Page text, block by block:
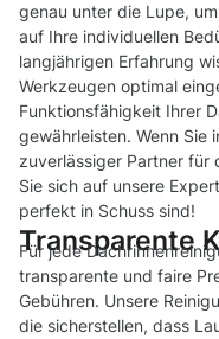
genau unter die Lupe,
auf Ihre individuellen
langjährigen Erfahrung
Werkzeugen optimal
Funktionsfähigkeit Ihrer
gewährleisten. Wenn Sie
zuverlässiger Partner für
Sie sich auf unsere
perfekt in Schuss sind!
Transparente
Für jede
transparente und faire
Gebühren. Unsere
die sicherstellen, dass